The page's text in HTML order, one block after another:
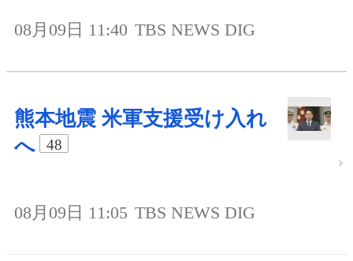
08月09日 11:40 TBS NEWS DIG
熊本地震 米軍支援受け入れ
へ
48
08月09日 11:05 TBS NEWS DIG